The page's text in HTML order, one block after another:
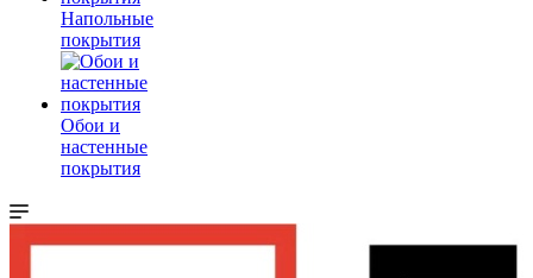
Напольные
покрытия
Обои и
настенные
покрытия